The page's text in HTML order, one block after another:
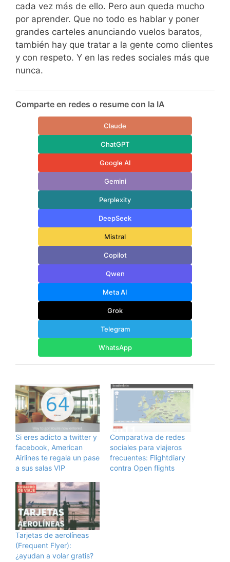
cada vez más de ello. Pero aun queda mucho
por aprender. Que no todo es hablar y poner
grandes carteles anunciando vuelos baratos,
también hay que tratar a la gente como clientes
y con respeto. Y en las redes sociales más que
nunca.
Comparte en redes o resume con la IA
Claude
ChatGPT
Google AI
Gemini
Perplexity
DeepSeek
Mistral
Copilot
Qwen
Meta AI
Grok
Telegram
WhatsApp
Si eres adicto a twitter y
facebook, American
Airlines te regala un pase
a sus salas VIP
Comparativa de redes
sociales para viajeros
frecuentes: Flightdiary
contra Open flights
Tarjetas de aerolíneas
(Frequent Flyer):
¿ayudan a volar gratis?